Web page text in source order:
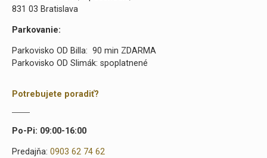
831 03 Bratislava
Parkovanie:
Parkovisko OD Billa: 90 min ZDARMA
Parkovisko OD Slimák: spoplatnené
Potrebujete poradiť?
Po-Pi: 09:00-16:00
Predajňa: 0903 62 74 62